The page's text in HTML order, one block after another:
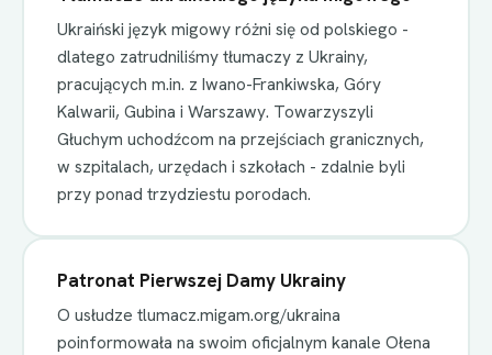
Ukraiński język migowy różni się od polskiego -
dlatego zatrudniliśmy tłumaczy z Ukrainy,
pracujących m.in. z Iwano-Frankiwska, Góry
Kalwarii, Gubina i Warszawy. Towarzyszyli
Głuchym uchodźcom na przejściach granicznych,
w szpitalach, urzędach i szkołach - zdalnie byli
przy ponad trzydziestu porodach.
Patronat Pierwszej Damy Ukrainy
O usłudze tlumacz.migam.org/ukraina
poinformowała na swoim oficjalnym kanale Ołena